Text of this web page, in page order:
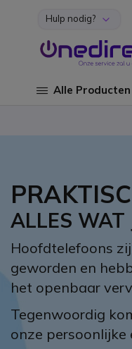
Ga naar de inhoud
Hulp nodig?
Alle Producten
ALLES WAT
Hoofdtelefoons
geworden en
het openbaar
Tegenwoordig
onze persoonlijke